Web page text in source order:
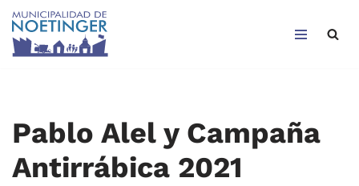
Saltar
Pablo Alel y Campaña
Antirrábica 2021